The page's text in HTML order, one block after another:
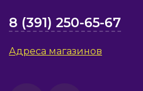
8 (391) 250-65-67
Адреса магазинов